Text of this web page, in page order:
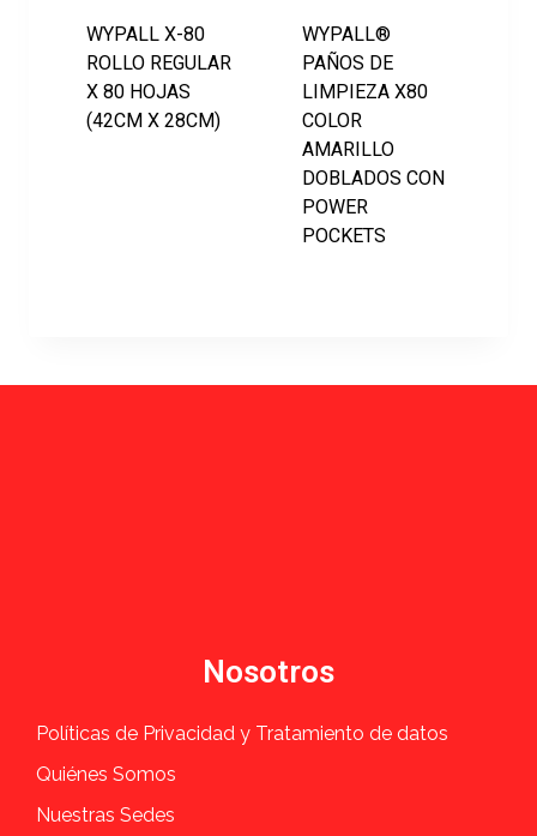
WYPALL X-80
ROLLO REGULAR
X 80 HOJAS
(42CM X 28CM)
WYPALL®
PAÑOS DE
LIMPIEZA X80
COLOR
AMARILLO
DOBLADOS CON
POWER
POCKETS
Nosotros
Políticas de Privacidad y Tratamiento de datos
Quiénes Somos
Nuestras Sedes